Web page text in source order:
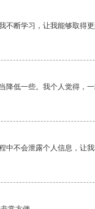
断学习，让我能够取得更
降低一些。我个人觉得，
不会泄露个人信息，让我